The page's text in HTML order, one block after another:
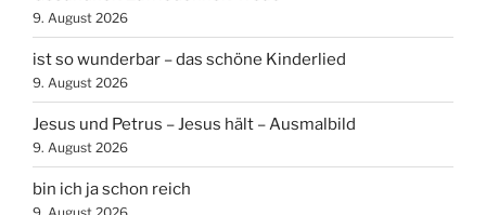
9. August 2026
ist so wunderbar – das schöne Kinderlied
9. August 2026
Jesus und Petrus – Jesus hält – Ausmalbild
9. August 2026
bin ich ja schon reich